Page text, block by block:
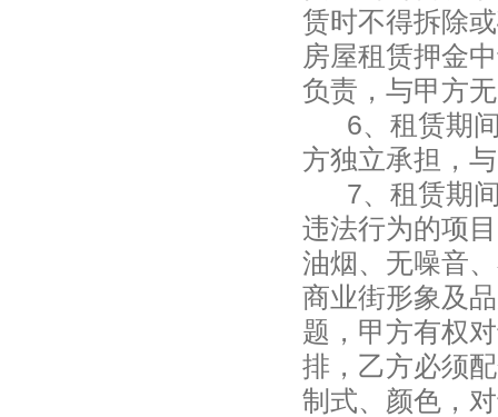
赁时不得拆除
房屋租赁押金
负责，与甲方
6、租赁期
方独立承担，
7、租赁期
违法行为的项
油烟、无噪音
商业街形象及
题，甲方有权
排，乙方必须
制式、颜色，